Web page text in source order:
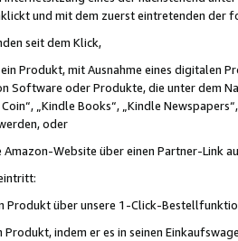
und mit dem zuerst eintretenden der
seit dem Klick,
Produkt, mit Ausnahme eines digitalen
Software oder Produkte, die unter dem
„Kindle Books“, „Kindle
oder
Website über einen Partner-Link
Produkt über unsere 1-Click-
indem er es in seinen